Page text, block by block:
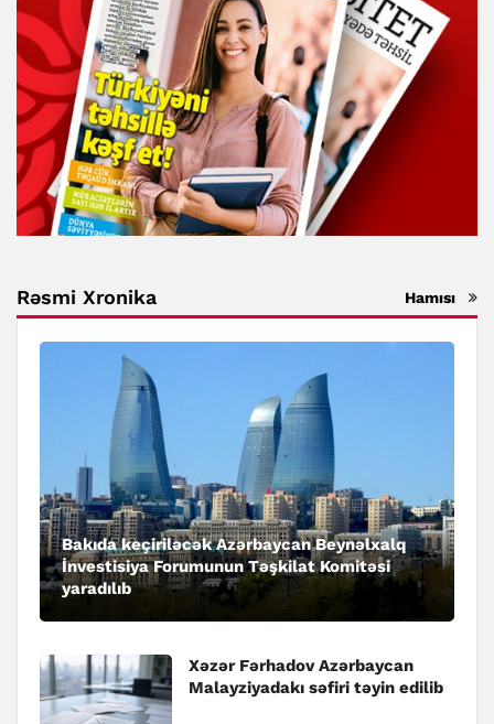
Rəsmi Xronika Hamısı
Bakıda keçiriləcək Azərbaycan Beynəlxalq
İnvestisiya Forumunun Təşkilat Komitəsi
yaradılıb
Xəzər Fərhadov Azərbaycan
Malayziyadakı səfiri təyin edilib